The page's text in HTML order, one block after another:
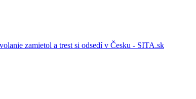
zamietol a trest si odsedí v Česku - SITA.sk